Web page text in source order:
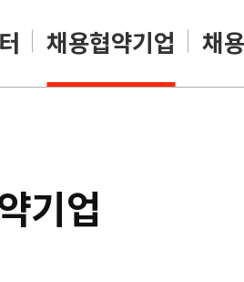
채용협약기업 채
기업